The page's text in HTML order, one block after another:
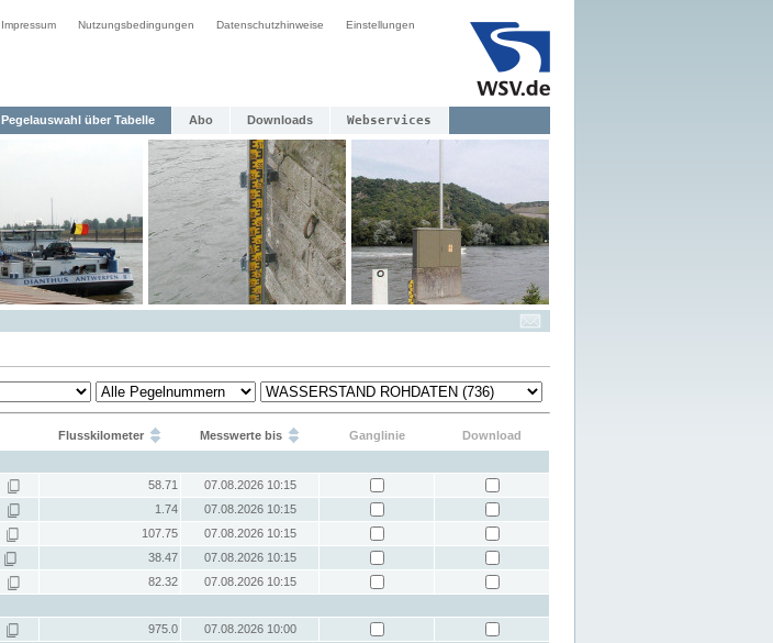
Impressum Nutzungsbedingungen Datenschutzhinweise Einstellungen
Pegelauswahl über Tabelle Abo Downloads Webservices
Flusskilometer Messwerte bis Ganglinie
Download
58.71
07.08.2026 10:15
1.74
07.08.2026 10:15
107.75
07.08.2026 10:15
38.47
07.08.2026 10:15
82.32
07.08.2026 10:15
975.0
07.08.2026 10:00